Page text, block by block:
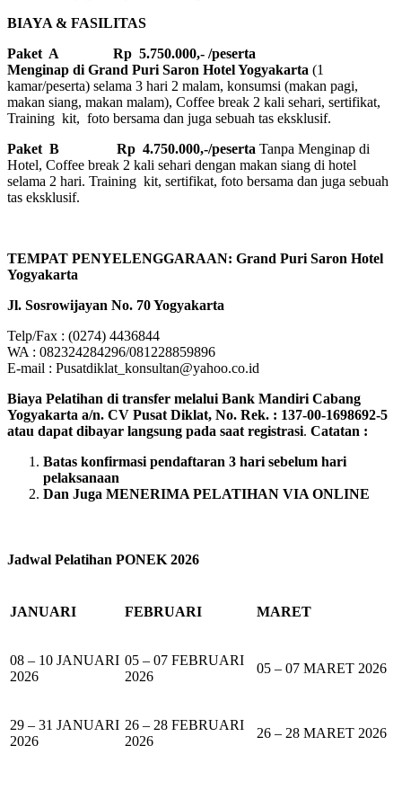
BIAYA & FASILITAS
Paket A Rp 5.750.000,- /peserta
Menginap di Grand Puri Saron Hotel Yogyakarta (1
kamar/peserta) selama 3 hari 2 malam, konsumsi (makan pagi,
makan siang, makan malam), Coffee break 2 kali sehari, sertifikat,
Training kit, foto bersama dan juga sebuah tas eksklusif.
Paket B
Rp 4.750.000,-/peserta Tanpa Menginap di
Hotel, Coffee break 2 kali sehari dengan makan siang di hotel
selama 2 hari. Training kit, sertifikat, foto bersama dan juga sebuah
tas eksklusif.
TEMPAT PENYELENGGARAAN: Grand Puri Saron Hotel
Yogyakarta
Jl. Sosrowijayan No. 70 Yogyakarta
Telp/Fax : (0274) 4436844
WA : 082324284296/081228859896
E-mail : Pusatdiklat_konsultan@yahoo.co.id
Biaya Pelatihan di transfer melalui Bank Mandiri Cabang
Yogyakarta a/n. CV Pusat Diklat, No. Rek. : 137-00-1698692-5
atau dapat dibayar langsung pada saat registrasi. Catatan :
Batas konfirmasi pendaftaran 3 hari sebelum hari
pelaksanaan
Dan Juga MENERIMA PELATIHAN VIA ONLINE
Jadwal Pelatihan PONEK 2026
JANUARI FEBRUARI MARET
08 – 10 JANUARI
2026
05 – 07 FEBRUARI
2026
05 – 07 MARET 2026
29 – 31 JANUARI
2026
26 – 28 FEBRUARI
2026
26 – 28 MARET 2026